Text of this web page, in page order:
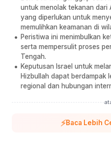
untuk menolak tekanan dari
yang diperlukan untuk
memulihkan keamanan di
Peristiwa ini menimbulkan
serta mempersulit proses
Tengah.
Keputusan Israel untuk
Hizbullah dapat berdampak
regional dan hubungan
⚡Baca Lebih